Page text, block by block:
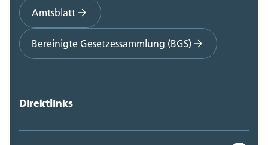
Amtsblatt
Bereinigte Gesetzessammlung (BGS)
Direktlinks